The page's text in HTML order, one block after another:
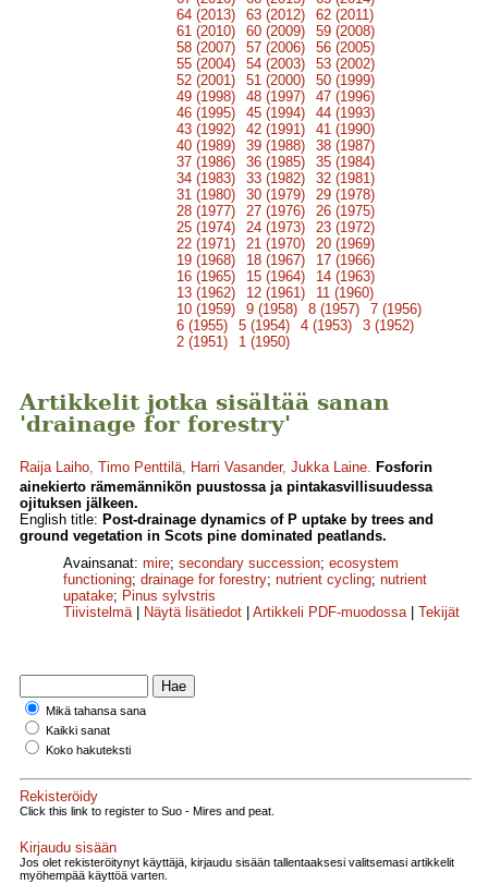
64 (2013)
63 (2012)
62 (2011)
61 (2010)
60 (2009)
59 (2008)
58 (2007)
57 (2006)
56 (2005)
55 (2004)
54 (2003)
53 (2002)
52 (2001)
51 (2000)
50 (1999)
49 (1998)
48 (1997)
47 (1996)
46 (1995)
45 (1994)
44 (1993)
43 (1992)
42 (1991)
41 (1990)
40 (1989)
39 (1988)
38 (1987)
37 (1986)
36 (1985)
35 (1984)
34 (1983)
33 (1982)
32 (1981)
31 (1980)
30 (1979)
29 (1978)
28 (1977)
27 (1976)
26 (1975)
25 (1974)
24 (1973)
23 (1972)
22 (1971)
21 (1970)
20 (1969)
19 (1968)
18 (1967)
17 (1966)
16 (1965)
15 (1964)
14 (1963)
13 (1962)
12 (1961)
11 (1960)
10 (1959)
9 (1958) 8 (1957)
7 (1956)
6 (1955)
5 (1954) 4 (1953)
3 (1952)
2 (1951)
1 (1950)
Artikkelit jotka sisältää sanan
'drainage for forestry'
Raija Laiho, Timo Penttilä, Harri Vasander, Jukka Laine. Fosforin
ainekierto rämemännikön puustossa ja pintakasvillisuudessa
ojituksen jälkeen.
English title: Post-drainage dynamics of P uptake by trees and
ground vegetation in Scots pine dominated peatlands.
Avainsanat: mire; secondary succession; ecosystem
functioning; drainage for forestry; nutrient cycling; nutrient
upatake; Pinus sylvstris
Tiivistelmä| Näytä lisätiedot Artikkeli PDF-muodossa| Tekijät
Mikä tahansa sana
Kaikki sanat
Koko hakuteksti
Rekisteröidy
Click this link to register to Suo - Mires and peat.
Kirjaudu sisään
Jos olet rekisteröitynyt käyttäjä, kirjaudu sisään tallentaaksesi valitsemasi artikkelit
myöhempää käyttöä varten.